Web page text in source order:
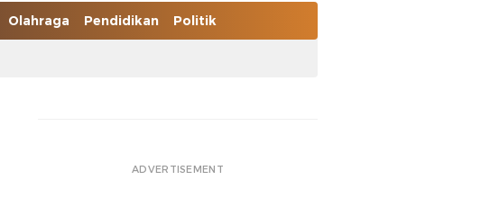
Olahraga Pendidikan Politik
ADVERTISEMENT